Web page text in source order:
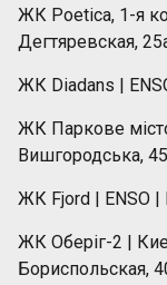
ЖК Poetica, 1-я
Дегтяревская,
ЖК Diadans |
ЖК Паркове
Вишгородська, 45
ЖК Fjord | ENSO |
ЖК Оберіг-2 |
Бориспольская,